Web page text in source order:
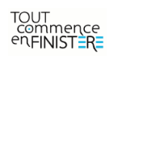
Fluckiger